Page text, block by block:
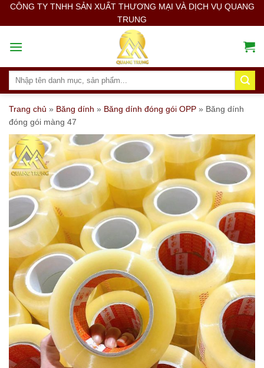
SkipCÔNG TY TNHH SẢN XUẤT THƯƠNG MẠI VÀ DỊCH VỤ QUANG
TRUNG
Search
Trang chủ » Băng dính » Băng dính đóng gói OPP » Băng dính
đóng gói màng 47